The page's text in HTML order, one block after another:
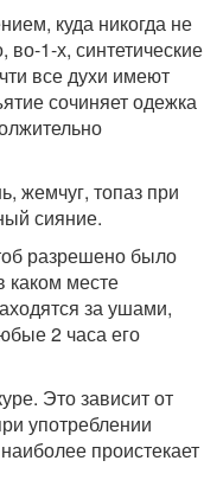
куда никогда не
1-х, синтетические
все духи имеют
сочиняет одежка
жемчуг, топаз при
сияние.
разрешено было
каком месте
за ушами,
2 часа его
Это зависит от
употреблении
проистекает